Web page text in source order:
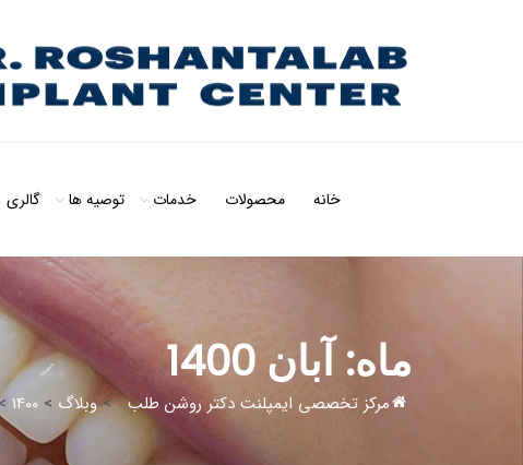
خانه محصولات خدمات توصیه ها گالری
ماه:آبان 1400
مرکز تخصصی ایمپلنت دکتر روشن طلب >وبلاگ >
1400